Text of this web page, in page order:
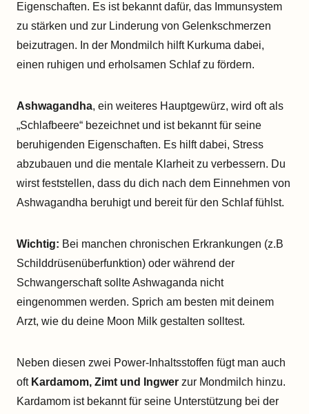
Eigenschaften. Es ist bekannt dafür, das Immunsystem
zu stärken und zur Linderung von Gelenkschmerzen
beizutragen. In der Mondmilch hilft Kurkuma dabei,
einen ruhigen und erholsamen Schlaf zu fördern.
Ashwagandha, ein weiteres Hauptgewürz, wird oft als
„Schlafbeere“ bezeichnet und ist bekannt für seine
beruhigenden Eigenschaften. Es hilft dabei, Stress
abzubauen und die mentale Klarheit zu verbessern. Du
wirst feststellen, dass du dich nach dem Einnehmen von
Ashwagandha beruhigt und bereit für den Schlaf fühlst.
Wichtig: Bei manchen chronischen Erkrankungen (z.B
Schilddrüsenüberfunktion) oder während der
Schwangerschaft sollte Ashwaganda nicht
eingenommen werden. Sprich am besten mit deinem
Arzt, wie du deine Moon Milk gestalten solltest.
Neben diesen zwei Power-Inhaltsstoffen fügt man auch
oft Kardamom, Zimt und Ingwer zur Mondmilch hinzu.
Kardamom ist bekannt für seine Unterstützung bei der